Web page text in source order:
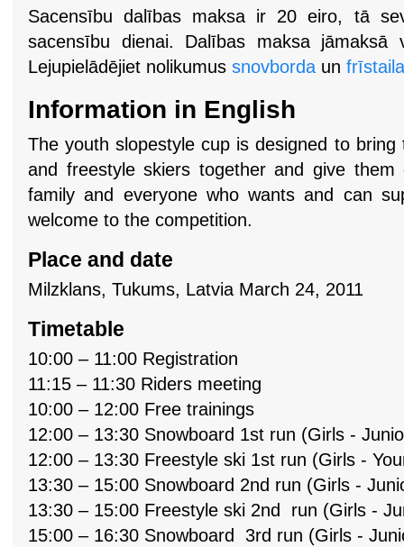
Sacensību dalības maksa ir 20 eiro, tā
sacensību dienai. Dalības maksa jāmaksā
Lejupielādējiet nolikumus snovborda un
Information in English
The youth slopestyle cup is designed to
and freestyle skiers together and give them
family and everyone who wants and can
welcome to the competition.
Place and date
Milzklans, Tukums, Latvia March 24, 2011
Timetable
10:00 – 11:00 Registration
11:15 – 11:30 Riders meeting
10:00 – 12:00 Free trainings
12:00 – 13:30 Snowboard 1st run (Girls -
12:00 – 13:30 Freestyle ski 1st run (Girls -
13:30 – 15:00 Snowboard 2nd run (Girls -
13:30 – 15:00 Freestyle ski 2nd run (Girls -
15:00 – 16:30 Snowboard 3rd run (Girls -